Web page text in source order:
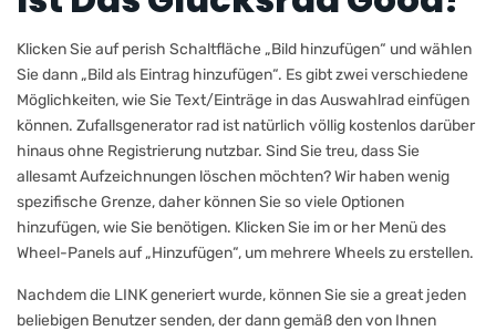
Klicken Sie auf perish Schaltfläche „Bild hinzufügen“ und wählen
Sie dann „Bild als Eintrag hinzufügen“. Es gibt zwei verschiedene
Möglichkeiten, wie Sie Text/Einträge in das Auswahlrad einfügen
können. Zufallsgenerator rad ist natürlich völlig kostenlos darüber
hinaus ohne Registrierung nutzbar. Sind Sie treu, dass Sie
allesamt Aufzeichnungen löschen möchten? Wir haben wenig
spezifische Grenze, daher können Sie so viele Optionen
hinzufügen, wie Sie benötigen. Klicken Sie im or her Menü des
Wheel-Panels auf „Hinzufügen“, um mehrere Wheels zu erstellen.
Nachdem die LINK generiert wurde, können Sie sie a great jeden
beliebigen Benutzer senden, der dann gemäß den von Ihnen